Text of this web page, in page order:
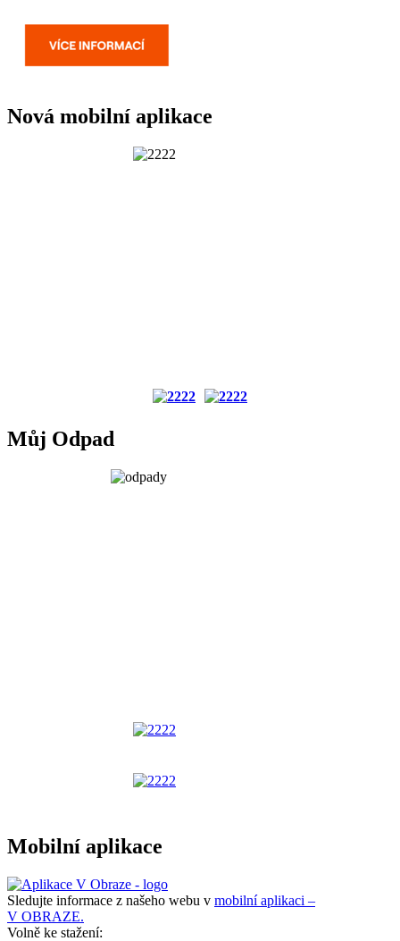
Nová mobilní aplikace
Můj Odpad
Mobilní aplikace
Sledujte informace z našeho webu v mobilní aplikaci –
V OBRAZE.
Volně ke stažení: